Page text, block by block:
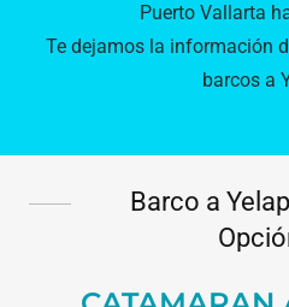
Puerto Vallarta
Te dejamos la información
barcos a
Barco a